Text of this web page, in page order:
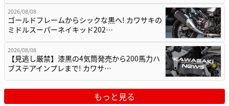
2026/08/08
ゴールドフレームからシックな黒へ! カワサキの
ミドルスーパーネイキッド202…
2026/08/08
【見逃し厳禁】漆黒の4気筒発売から200馬力ハ
ブステアインプレまで! カワサ…
もっと見る